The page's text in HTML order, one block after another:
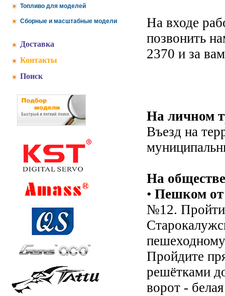
Топливо для моделей
Сборные и масштабные модели
Доставка
Контакты
Поиск
На входе
позвонить
2370 и за
На личном
Въезд на
На
• Пешком от
№12. Пройти
Пройдите
решётками
ворот -